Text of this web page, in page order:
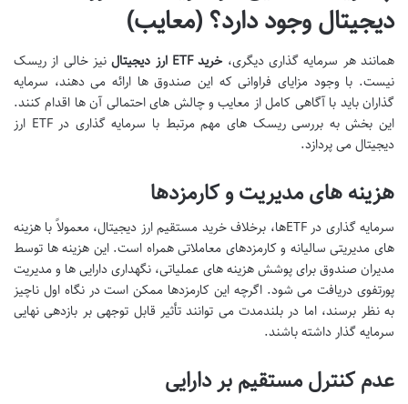
دیجیتال وجود دارد؟ (معایب)
همانند هر سرمایه گذاری دیگری، خرید ETF ارز دیجیتال
نیز خالی از ریسک
نیست. با وجود مزایای فراوانی که این صندوق ها ارائه می دهند، سرمایه
گذاران باید با آگاهی کامل از معایب و چالش های احتمالی آن ها اقدام کنند.
این بخش به بررسی ریسک های مهم مرتبط با سرمایه گذاری در ETF ارز
دیجیتال می پردازد.
هزینه های مدیریت و کارمزدها
سرمایه گذاری در ETFها، برخلاف خرید مستقیم ارز دیجیتال، معمولاً با هزینه
های مدیریتی سالیانه و کارمزدهای معاملاتی همراه است. این هزینه ها توسط
مدیران صندوق برای پوشش هزینه های عملیاتی، نگهداری دارایی ها و مدیریت
پورتفوی دریافت می شود. اگرچه این کارمزدها ممکن است در نگاه اول ناچیز
به نظر برسند، اما در بلندمدت می توانند تأثیر قابل توجهی بر بازدهی نهایی
سرمایه گذار داشته باشند.
عدم کنترل مستقیم بر دارایی